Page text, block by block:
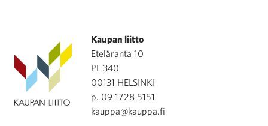
Kaupan liitto
Eteläranta 10
PL 340
00131 HELSINKI
p. 09 1728 5151
kauppa@kauppa.fi